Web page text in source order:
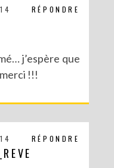
RÉPONDRE
j’espère que
!!!
RÉPONDRE